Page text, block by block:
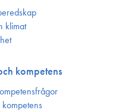
klimat
kompetens